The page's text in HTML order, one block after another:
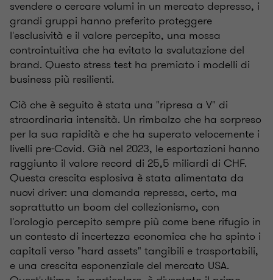
svendere o cercare volumi in un mercato depresso, i
grandi gruppi hanno preferito proteggere
l'esclusività e il valore percepito, una mossa
controintuitiva che ha evitato la svalutazione del
brand. Questo stress test ha premiato i modelli di
business più resilienti.
Ciò che è seguito è stata una "ripresa a V" di
straordinaria intensità. Un rimbalzo che ha sorpreso
per la sua rapidità e che ha superato velocemente i
livelli pre-Covid. Già nel 2023, le esportazioni hanno
raggiunto il valore record di 25,5 miliardi di CHF.
Questa crescita esplosiva è stata alimentata da
nuovi driver: una domanda repressa, certo, ma
soprattutto un boom del collezionismo, con
l'orologio percepito sempre più come bene rifugio in
un contesto di incertezza economica che ha spinto i
capitali verso "hard assets" tangibili e trasportabili,
e una crescita esponenziale del mercato USA.